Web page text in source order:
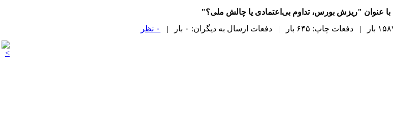
با عنوان "ریزش بورس، تداوم بی‌اعتمادی یا چالش ملی؟"
۰ نظر